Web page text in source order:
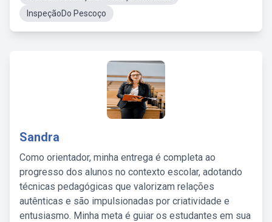
InspeçãoDo Pescoço
Sandra
Como orientador, minha entrega é completa ao
progresso dos alunos no contexto escolar, adotando
técnicas pedagógicas que valorizam relações
autênticas e são impulsionadas por criatividade e
entusiasmo. Minha meta é guiar os estudantes em sua